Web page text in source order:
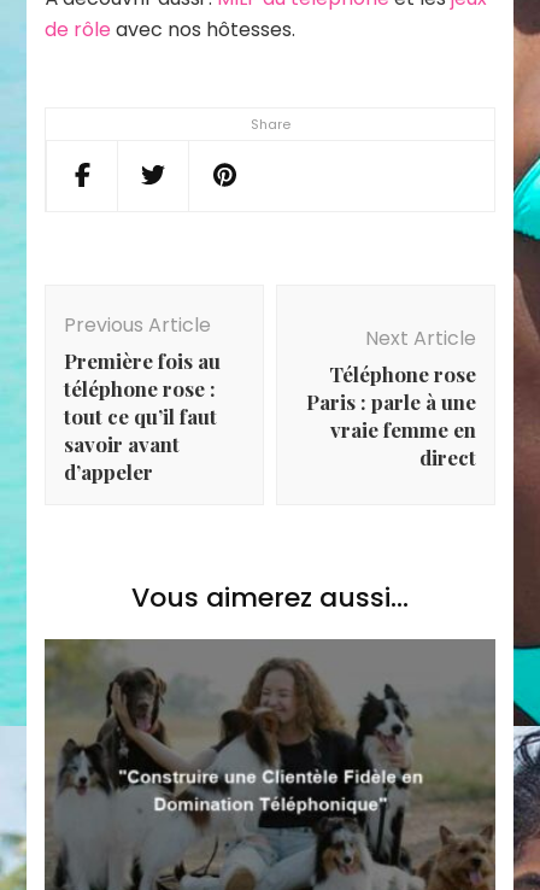
Share
de rôle avec nos hôtesses.
Navigation
Previous Article
Première fois au
téléphone rose :
tout ce qu’il faut
savoir avant
d’appeler
Next Article
Téléphone rose
Paris : parle à une
vraie femme en
direct
Vous aimerez aussi...